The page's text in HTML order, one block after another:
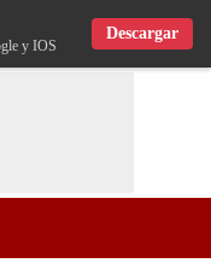
y IOS
Descargar